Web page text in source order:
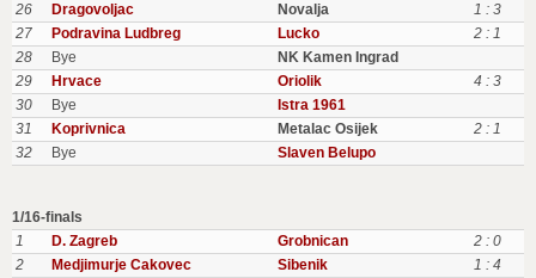
26
Dragovoljac Novalja
1 : 3
27
Podravina Ludbreg Lucko
2 : 1
28
Bye
NK Kamen Ingrad
29
Hrvace Oriolik
4 : 3
30
Bye
Istra 1961
31
Koprivnica Metalac Osijek
2 : 1
32
Bye Slaven Belupo
1/16-finals
1
D. Zagreb Grobnican
2 : 0
2
Medjimurje Cakovec Sibenik
1 : 4